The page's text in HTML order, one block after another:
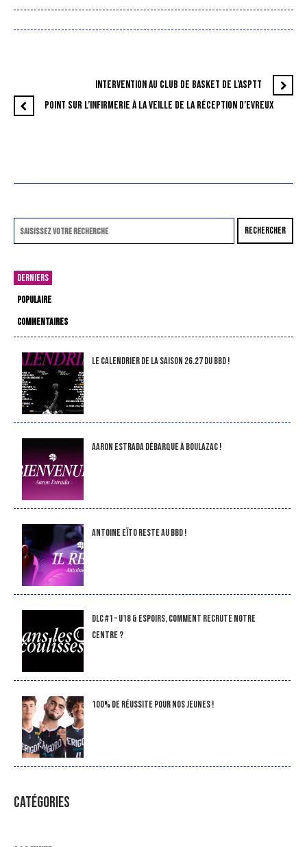
INTERVENTION AU CLUB DE BASKET DE L’ASPTT
POINT SUR L’INFIRMERIE À LA VEILLE DE LA RÉCEPTION D’EVREUX
RECHERCHER
DERNIERS
POPULAIRE
COMMENTAIRES
LE CALENDRIER DE LA SAISON 26.27 DU BBD !
Aaron Estrada débarque à Boulazac !
Antoine Eïto reste au BBD !
DLC #1 – U18 & Espoirs, comment recrute notre
Centre ?
100% de réussite pour nos jeunes !
CATÉGORIES